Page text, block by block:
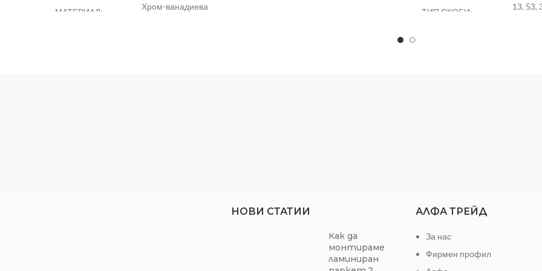
МАТЕРИАЛ:
Хром-ванадиева
ТИП СКОБИ:
13, 53,
НОВИ СТАТИИ
Как да
монтираме
ламиниран
АЛФА ТРЕЙД
За нас
Фирмен профил